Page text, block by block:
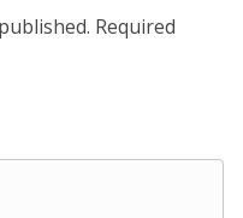
Required